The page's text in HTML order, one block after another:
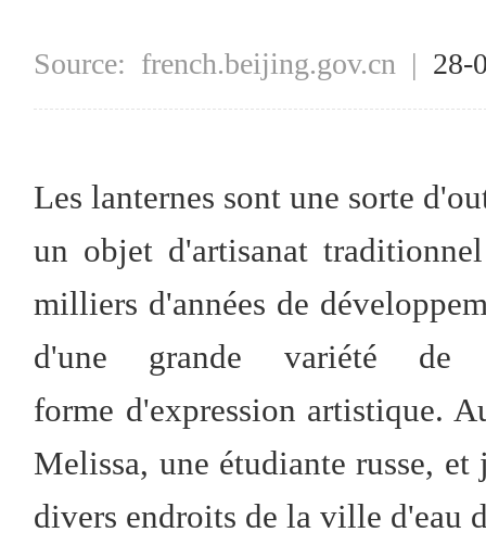
Source: french.beijing.gov.cn | 28-
Les lanternes sont une sorte
un objet d'artisanat
milliers d'années de
d'une grande variété de
forme d'expression artistique.
Melissa, une étudiante russe,
divers endroits de la ville d'eau